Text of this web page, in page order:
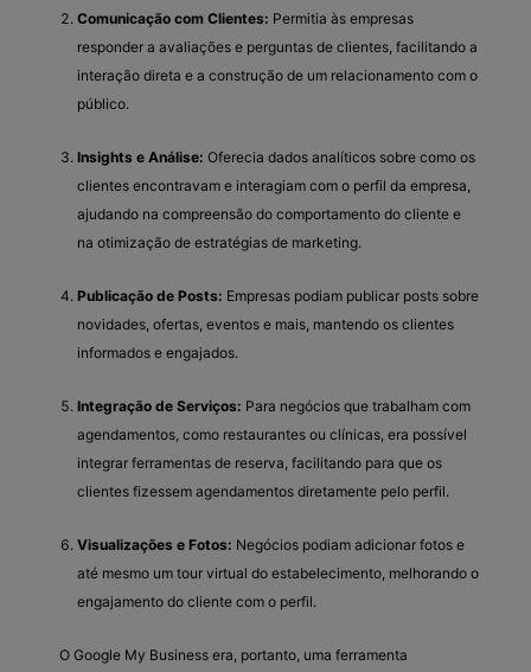
Comunicação com Clientes: Permitia às empresas
responder a avaliações e perguntas de clientes, facilitando a
interação direta e a construção de um relacionamento com o
público.
Insights e Análise: Oferecia dados analíticos sobre como os
clientes encontravam e interagiam com o perfil da empresa,
ajudando na compreensão do comportamento do cliente e
na otimização de estratégias de marketing.
Publicação de Posts: Empresas podiam publicar posts sobre
novidades, ofertas, eventos e mais, mantendo os clientes
informados e engajados.
Integração de Serviços: Para negócios que trabalham com
agendamentos, como restaurantes ou clínicas, era possível
integrar ferramentas de reserva, facilitando para que os
clientes fizessem agendamentos diretamente pelo perfil.
Visualizações e Fotos: Negócios podiam adicionar fotos e
até mesmo um tour virtual do estabelecimento, melhorando o
engajamento do cliente com o perfil.
O Google My Business era, portanto, uma ferramenta